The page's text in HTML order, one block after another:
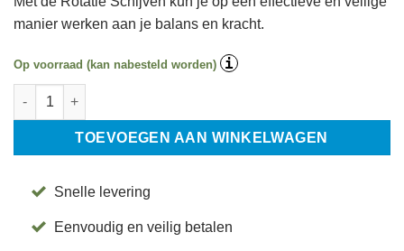
manier werken aan je balans en kracht.
Op voorraad (kan nabesteld worden) i
Rotatie Schijven - Align-Pilates aantal
TOEVOEGEN AAN WINKELWAGEN
Snelle levering
Eenvoudig en veilig betalen